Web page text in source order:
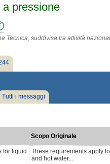
pressione
suddivisa tra attività
Tutti i messaggi
Scopo Originale
for liquid
These requirements apply
and hot water...